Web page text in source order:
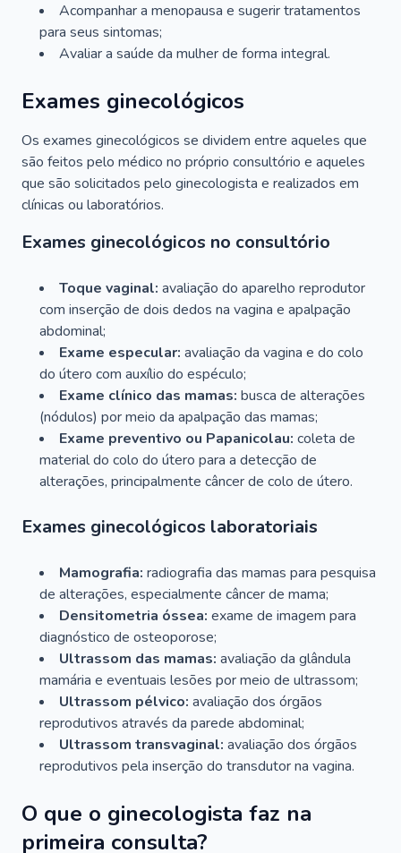
Acompanhar a menopausa e sugerir tratamentos
para seus sintomas;
Avaliar a saúde da mulher de forma integral.
Exames ginecológicos
Os exames ginecológicos se dividem entre aqueles que
são feitos pelo médico no próprio consultório e aqueles
que são solicitados pelo ginecologista e realizados em
clínicas ou laboratórios.
Exames ginecológicos no consultório
Toque vaginal: avaliação do aparelho reprodutor
com inserção de dois dedos na vagina e apalpação
abdominal;
Exame especular: avaliação da vagina e do colo
do útero com auxílio do espéculo;
Exame clínico das mamas: busca de alterações
(nódulos) por meio da apalpação das mamas;
Exame preventivo ou Papanicolau: coleta de
material do colo do útero para a detecção de
alterações, principalmente câncer de colo de útero.
Exames ginecológicos laboratoriais
Mamografia: radiografia das mamas para pesquisa
de alterações, especialmente câncer de mama;
Densitometria óssea: exame de imagem para
diagnóstico de osteoporose;
Ultrassom das mamas: avaliação da glândula
mamária e eventuais lesões por meio de ultrassom;
Ultrassom pélvico: avaliação dos órgãos
reprodutivos através da parede abdominal;
Ultrassom transvaginal: avaliação dos órgãos
reprodutivos pela inserção do transdutor na vagina.
O que o ginecologista faz na
primeira consulta?